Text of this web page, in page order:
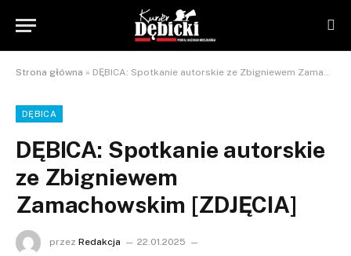
Strona główna » DĘBICA: Spotkanie autorskie ze Zbigniewem Zamachowskim [ZDJĘCIA]
DĘBICA
DĘBICA: Spotkanie autorskie
ze Zbigniewem
Zamachowskim [ZDJĘCIA]
przez Redakcja
22.01.2025